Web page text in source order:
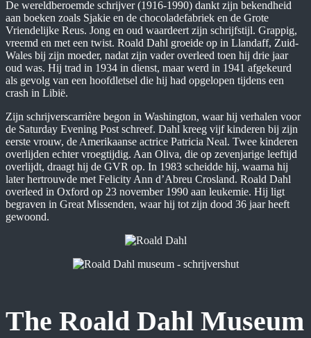
De wereldberoemde schrijver (1916-1990) dankt zijn bekendheid
aan boeken zoals Sjakie en de chocoladefabriek en de Grote
Vriendelijke Reus. Jong en oud waardeert zijn schrijfstijl. Grappig,
vreemd en met een twist. Roald Dahl groeide op in Llandaff, Zuid-
Wales bij zijn moeder, nadat zijn vader overleed toen hij drie jaar
oud was. Hij trad in 1934 in dienst, maar werd in 1941 afgekeurd
als gevolg van een hoofdletsel die hij had opgelopen tijdens een
crash in Libië.
Zijn schrijverscarrière begon in Washington, waar hij verhalen voor
de Saturday Evening Post schreef. Dahl kreeg vijf kinderen bij zijn
eerste vrouw, de Amerikaanse actrice Patricia Neal. Twee kinderen
overlijden echter vroegtijdig. Aan Oliva, die op zevenjarige leeftijd
overlijdt, draagt hij de GVR op. In 1983 scheidde hij, waarna hij
later hertrouwde met Felicity Ann d’Abreu Crosland. Roald Dahl
overleed in Oxford op 23 november 1990 aan leukemie. Hij ligt
begraven in Great Missenden, waar hij tot zijn dood 36 jaar heeft
gewoond.
The Roald Dahl Museum